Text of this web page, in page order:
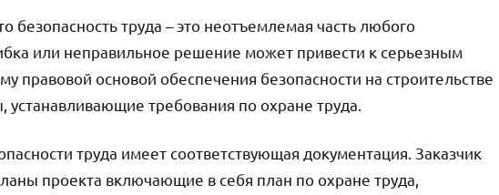
безопасность труда – это неотъемлемая часть любого
или неправильное решение может привести к серьезным
правовой основой обеспечения безопасности на строительстве
требования по охране труда.
труда имеет соответствующая документация. Заказчик
проекта включающие в себя план по охране труда,